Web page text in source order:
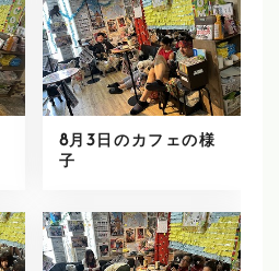
8月3日のカフェの様
子